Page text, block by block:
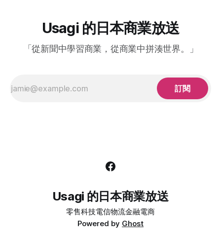
ァーマシーシステム株式會社以及株式會社Medley提供
「Uber Direct」服務。這項服務的目的在於利用Uber的配送
足人們的日常生活需求。 隨著新冠疫情的影響，線上遠距醫
取處方藥，希望能夠盡快在家中收到藥品的需求也增加。
Uber
Usagi 的日本商業放送
「從新聞中學習商業，從商業中拼湊世界。」
訂閱
Usagi 的日本商業放送
零售科技電信物流金融電商
Powered by Ghost